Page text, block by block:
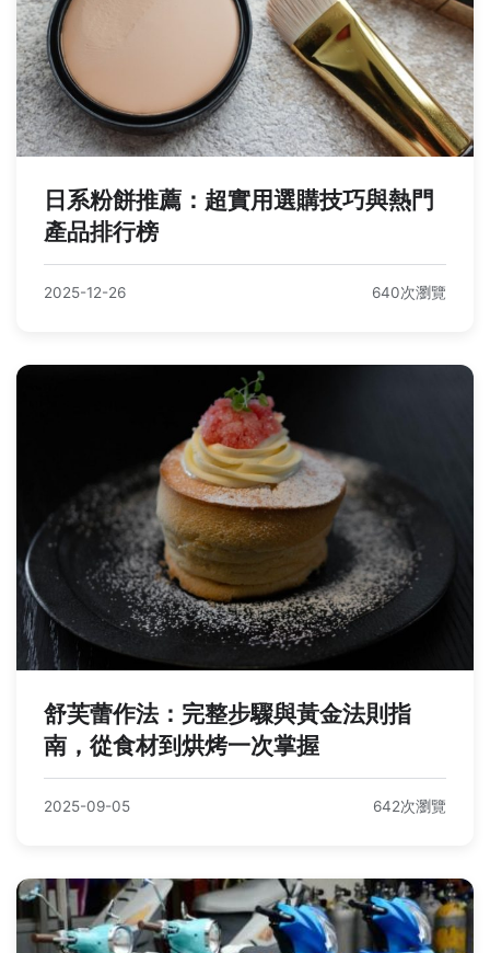
日系粉餅推薦：超實用選購技巧與熱門
產品排行榜
2025-12-26 640次瀏覽
舒芙蕾作法：完整步驟與黃金法則指
南，從食材到烘烤一次掌握
2025-09-05 642次瀏覽